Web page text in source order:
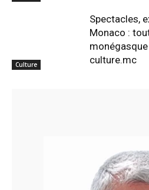
Culture
Spectacles,
Monaco :
culture.mc